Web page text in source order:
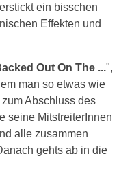
ein bisschen
Effekten und
Out On The ...",
man so etwas wie
Abschluss des
seine MitstreiterInnen
alle zusammen
gehts ab in die